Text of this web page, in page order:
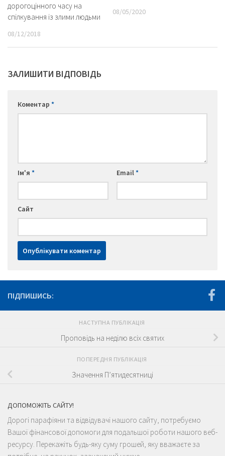
дорогоцінного часу на
спілкування із злими людьми
08/12/2018
08/05/2020
ЗАЛИШИТИ ВІДПОВІДЬ
Коментар *
Ім'я * Email*
Сайт
ПІДПИШИСЬ:
НАСТУПНА ПУБЛІКАЦІЯ
Проповідь на неділю всіх святих
ПОПЕРЕДНЯ ПУБЛІКАЦІЯ
Значення П’ятидесятниці
ДОПОМОЖІТЬ САЙТУ!
Дорогі парафіяни та відвідувачі нашого сайту, потребуємо
Вашої фінансової допомоги для подальшої роботи нашого веб-
ресурсу. Перекажіть будь-яку суму грошей, яку вважаєте за